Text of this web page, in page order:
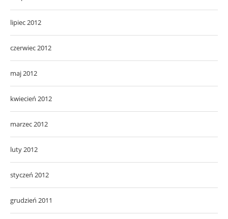
lipiec 2012
czerwiec 2012
maj 2012
kwiecień 2012
marzec 2012
luty 2012
styczeń 2012
grudzień 2011